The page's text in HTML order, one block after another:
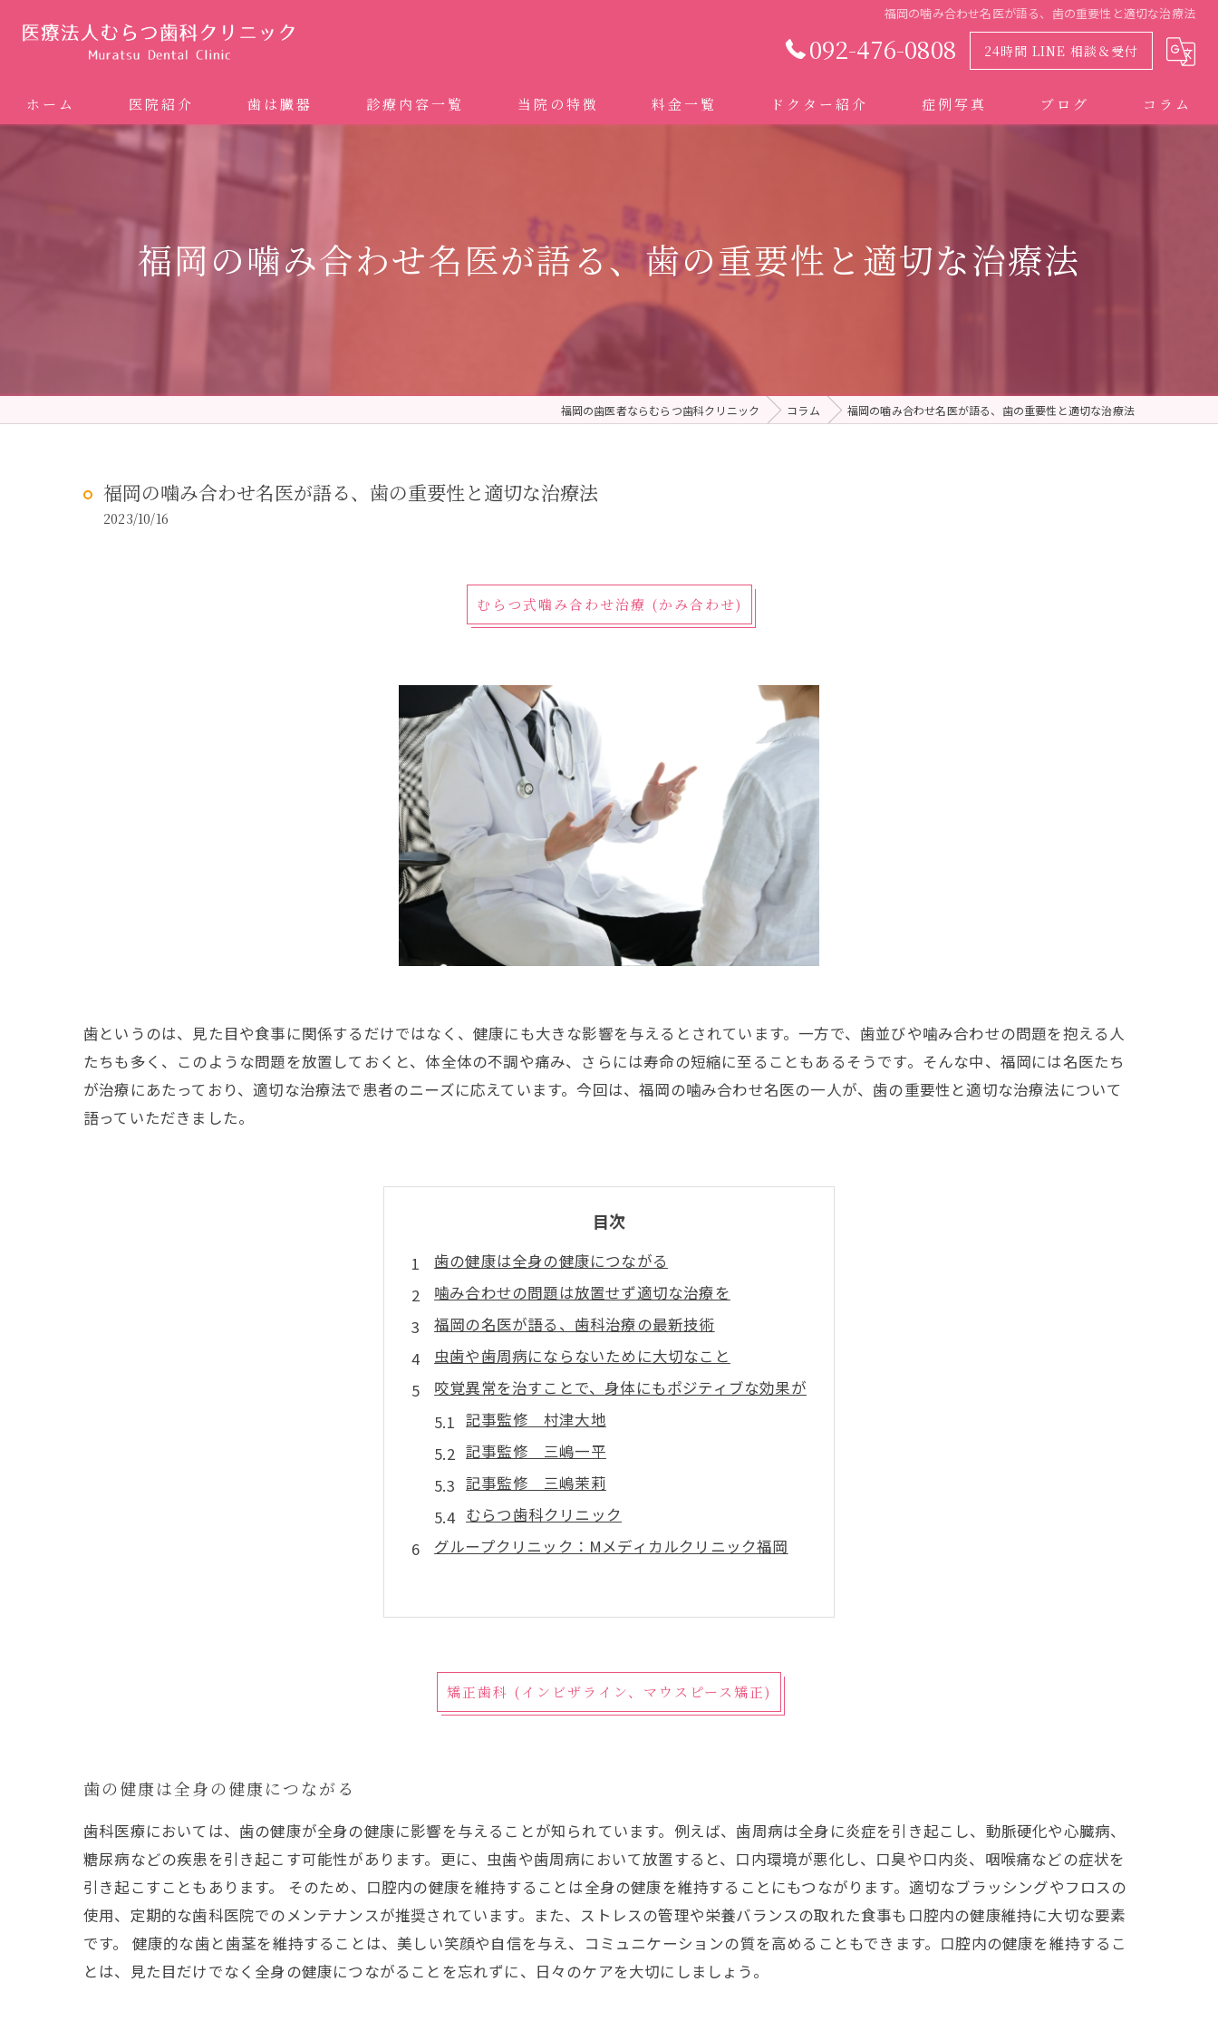
福岡の噛み合わせ名医が語る、歯の重要性と適切な治療法
092-476-0808 24時間 LINE 相談＆受付
ホーム 医院紹介 歯は臓器 診療内容一覧
矯正歯科 (インビザライン、マウスピース矯正）
ホワイトニング
予防歯科 (メンテナンス)
当院の特徴
ドクターむらつのワンライン歯臓ブラシ
料金一覧 ドクター紹介 症例写真 ブログ コラム
福岡の噛み合わせ名医が語る、歯の重要性と適切な治療法
福岡の歯医者ならむらつ歯科クリニック コラム 福岡の噛み合わせ名医が語る、歯の重要性と適切な治療法
福岡の噛み合わせ名医が語る、歯の重要性と適切な治療法
2023/10/16
むらつ式噛み合わせ治療 (かみ合わせ)
歯というのは、見た目や食事に関係するだけではなく、健康にも大きな影響を与えるとされています。一方で、歯並びや噛み合わせの問題を抱える人
たちも多く、このような問題を放置しておくと、体全体の不調や痛み、さらには寿命の短縮に至ることもあるそうです。そんな中、福岡には名医たち
が治療にあたっており、適切な治療法で患者のニーズに応えています。今回は、福岡の噛み合わせ名医の一人が、歯の重要性と適切な治療法について
語っていただきました。
目次
歯の健康は全身の健康につながる
噛み合わせの問題は放置せず適切な治療を
福岡の名医が語る、歯科治療の最新技術
虫歯や歯周病にならないために大切なこと
咬覚異常を治すことで、身体にもポジティブな効果が
記事監修 村津大地
記事監修 三嶋一平
記事監修 三嶋茉莉
むらつ歯科クリニック
グループクリニック：Mメディカルクリニック福岡
矯正歯科 (インビザライン、マウスピース矯正)
歯の健康は全身の健康につながる
歯科医療においては、歯の健康が全身の健康に影響を与えることが知られています。例えば、歯周病は全身に炎症を引き起こし、動脈硬化や心臓病、
糖尿病などの疾患を引き起こす可能性があります。更に、虫歯や歯周病において放置すると、口内環境が悪化し、口臭や口内炎、咽喉痛などの症状を
引き起こすこともあります。 そのため、口腔内の健康を維持することは全身の健康を維持することにもつながります。適切なブラッシングやフロスの
使用、定期的な歯科医院でのメンテナンスが推奨されています。また、ストレスの管理や栄養バランスの取れた食事も口腔内の健康維持に大切な要素
です。 健康的な歯と歯茎を維持することは、美しい笑顔や自信を与え、コミュニケーションの質を高めることもできます。口腔内の健康を維持するこ
とは、見た目だけでなく全身の健康につながることを忘れずに、日々のケアを大切にしましょう。